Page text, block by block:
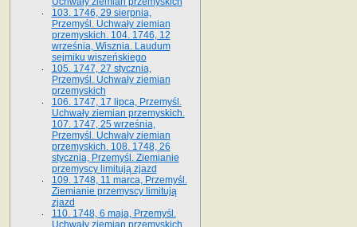
103. 1746, 29 sierpnia,
Przemyśl. Uchwały ziemian
przemyskich. 104. 1746, 12
września, Wisznia. Laudum
sejmiku wiszeńskiego
105. 1747, 27 stycznia,
Przemyśl. Uchwały ziemian
przemyskich
106. 1747, 17 lipca, Przemyśl.
Uchwały ziemian przemyskich.
107. 1747, 25 września,
Przemyśl. Uchwały ziemian
przemyskich. 108. 1748, 26
stycznia, Przemyśl. Ziemianie
przemyscy limitują zjazd
109. 1748, 11 marca, Przemyśl.
Ziemianie przemyscy limitują
zjazd
110. 1748, 6 maja, Przemyśl.
Uchwały ziemian przemyskich